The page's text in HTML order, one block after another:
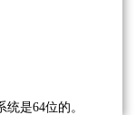
是64位的。